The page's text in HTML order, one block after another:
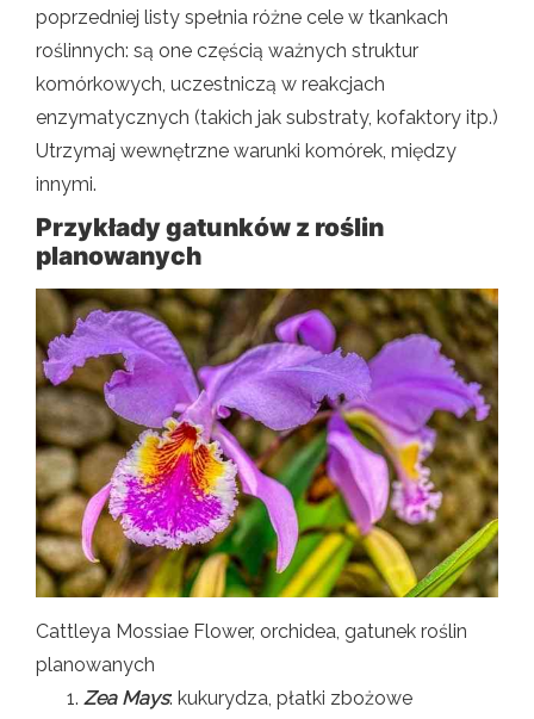
poprzedniej listy spełnia różne cele w tkankach
roślinnych: są one częścią ważnych struktur
komórkowych, uczestniczą w reakcjach
enzymatycznych (takich jak substraty, kofaktory itp.)
Utrzymaj wewnętrzne warunki komórek, między
innymi.
Przykłady gatunków z roślin
planowanych
Cattleya Mossiae Flower, orchidea, gatunek roślin
planowanych
Zea Mays: kukurydza, płatki zbożowe